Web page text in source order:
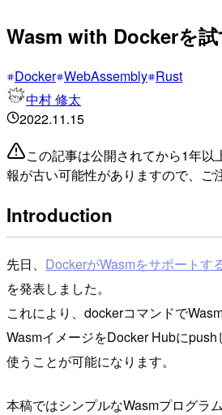
Wasm with Dockerを
Docker WebAssembly Rust
中村 修太
2022.11.15
この記事は公開されてから1年以
報が古い可能性がありますので、ご
Introduction
先日、 DockerがWasmをサポートす
を発表しました。
これにより、dockerコマンドで
WasmイメージをDocker Hubにpush
使うことが可能になります。
本稿ではシンプルなWasmプログラ